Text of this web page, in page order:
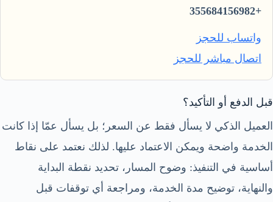
+355684156982
واتساب للحجز
اتصال مباشر للحجز
قبل الدفع أو التأكيد؟
العميل الذكي لا يسأل فقط عن السعر؛ بل يسأل عمّا إذا كانت
الخدمة واضحة ويمكن الاعتماد عليها. لذلك نعتمد على نقاط
أساسية في التنفيذ: وضوح المسار، تحديد نقطة البداية
والنهاية، توضيح مدة الخدمة، ومراجعة أي توقفات قبل